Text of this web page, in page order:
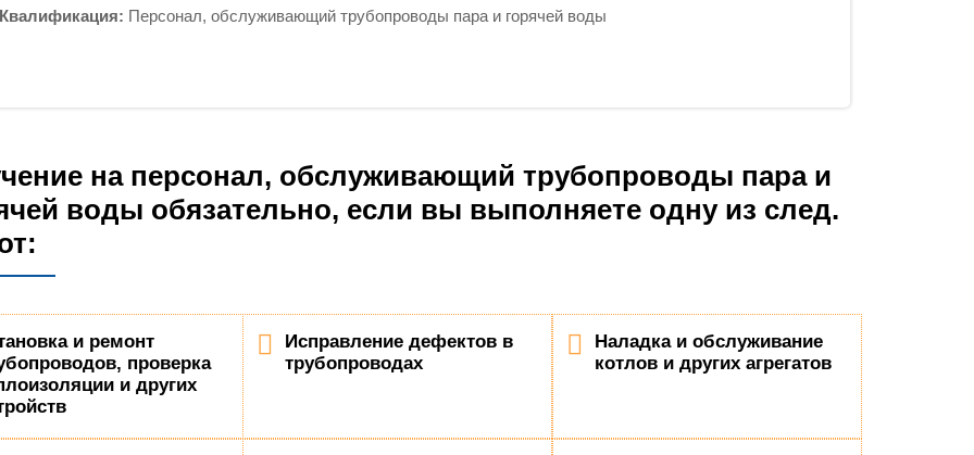
Квалификация: Персонал, обслуживающий трубопроводы пара и горячей воды
на персонал, обслуживающий трубопроводы пара и
воды обязательно, если вы выполняете одну из след.
и ремонт
проверка
и других
Исправление дефектов в
трубопроводах
Наладка и обслуживание
котлов и других агрегатов